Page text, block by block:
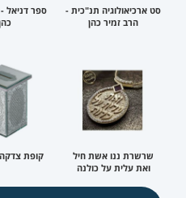
סט ארכיאולוגיה תנ"כית -
הרב זמיר כהן
ספר דניאל
שרשרת ננו אשת חיל
ואת עלית על כולנה
קופת